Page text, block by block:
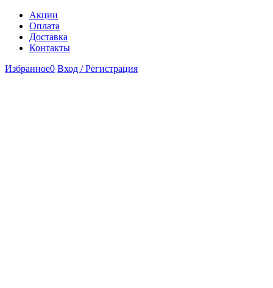
Акции
Оплата
Доставка
Контакты
Избранное0 Вход / Регистрация